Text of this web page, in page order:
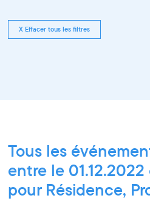
X Effacer tous les filtres
Tous les
entre le 01.12.2022
pour Résidence,